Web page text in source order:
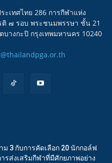
เทศไทย 286 การกีฬาแห่ง
ติ ๗ รอบ พระชนมพรรษา ชั้น 21
างกะปิ กรุงเทพมหานคร 10240
3 กับการคัดเลือก 20 นักกอล์ฟ
ารส่งเสริมกีฬาที่มีศักยภาพอย่าง